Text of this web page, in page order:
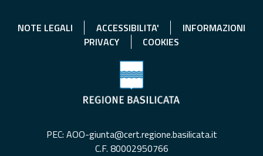
NOTE LEGALI ACCESSIBILITA'
INFORMAZIONI
PRIVACY
COOKIES
PEC: AOO-giunta@cert.regione.basilicata.it
C.F. 80002950766